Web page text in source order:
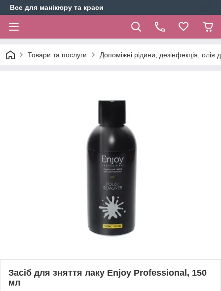
Все для манікюру та краси
Товари та послуги Допоміжні рідини, дезінфекція, олія
Засіб для зняття лаку Еnjoy Professional, 150
мл